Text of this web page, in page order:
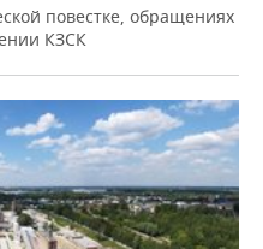
повестке, обращениях
КЗСК